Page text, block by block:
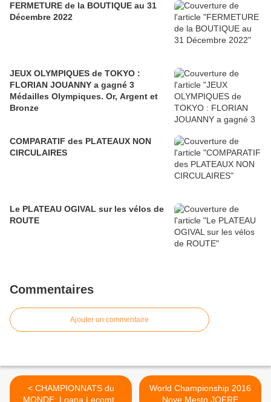
FERMETURE de la BOUTIQUE au 31
Décembre 2022
JEUX OLYMPIQUES de TOKYO :
FLORIAN JOUANNY a gagné 3
Médailles Olympiques. Or, Argent et
Bronze
COMPARATIF des PLATEAUX NON
CIRCULAIRES
Le PLATEAU OGIVAL sur les vélos de
ROUTE
Commentaires
Ajouter un commentaire
< CHAMPIONNATS du
MONDE: Loana Lecomte
World Championship 2016
Nove Mesto JOFRE